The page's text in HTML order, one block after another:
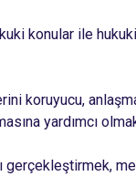
konular ile
koruyucu,
yardımcı
gerçekleştirmek,